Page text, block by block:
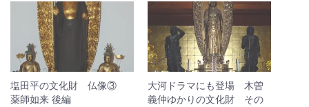
塩田平の文化財 仏像③
薬師如来 後編
大河ドラマにも登場 木曽
義仲ゆかりの文化財 その